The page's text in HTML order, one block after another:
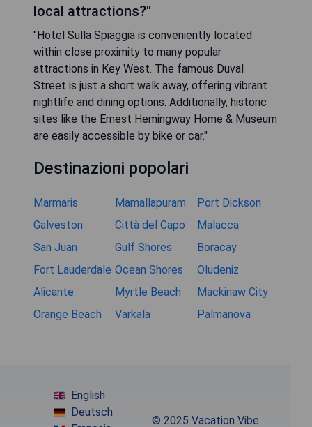
local attractions?"
"Hotel Sulla Spiaggia is conveniently located
within close proximity to many popular
attractions in Key West. The famous Duval
Street is just a short walk away, offering vibrant
nightlife and dining options. Additionally, historic
sites like the Ernest Hemingway Home & Museum
are easily accessible by bike or car."
Destinazioni popolari
Marmaris Mamallapuram
Port Dickson
Galveston
Città del Capo
Malacca
San Juan
Gulf Shores
Boracay
Fort Lauderdale Ocean Shores
Oludeniz
Alicante
Myrtle Beach
Mackinaw City
Orange Beach
Varkala Palmanova
English
Deutsch
© 2025 Vacation Vibe.